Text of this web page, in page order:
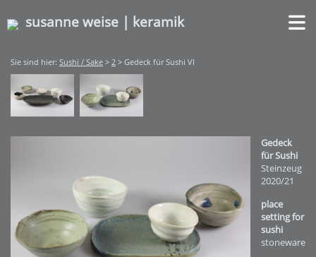
susanne weise | keramik
Sie sind hier: Sushi / Sake > 2 > Gedeck für Sushi VI
Gedeck
für Sushi
Steinzeug
2020/21
place
setting for
sushi
stoneware